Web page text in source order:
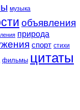
музыка
объявления
природа
спорт стихи
фильмы цитаты